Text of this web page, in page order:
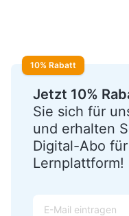
10% Rabatt
Jetzt 10%
Sie sich für
und erhalten
Digital-Abo
Lernplattform!